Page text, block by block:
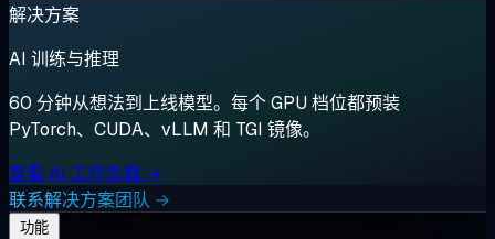
解决方案
AI 训练与推理
60 分钟从想法到上线模型。每个 GPU 档位都预装
PyTorch、CUDA、vLLM 和 TGI 镜像。
查看 AI 工作负载 →
联系解决方案团队 →